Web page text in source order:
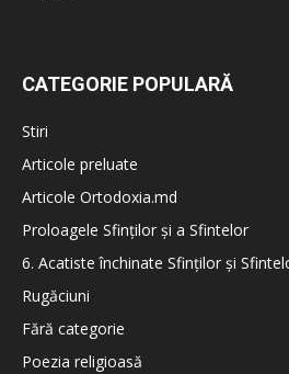
CATEGORIE POPULARĂ
Stiri
Articole preluate
Articole Ortodoxia.md
Proloagele Sfinților și a Sfintelor
6. Acatiste închinate Sfinților și
Rugăciuni
Fără categorie
Poezia religioasă